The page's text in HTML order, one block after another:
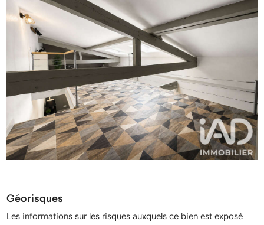
Géorisques
Les informations sur les risques auxquels ce bien est exposé